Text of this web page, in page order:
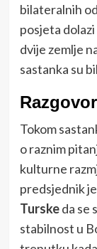
bilateralnih
posjeta
dvije zemlje
sastanka su
Tokom
o raznim
kulturne
predsjednik
Turskeda se
stabilnost u